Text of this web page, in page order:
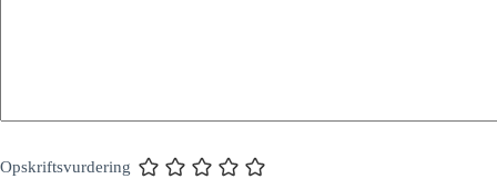
Opskriftsvurdering